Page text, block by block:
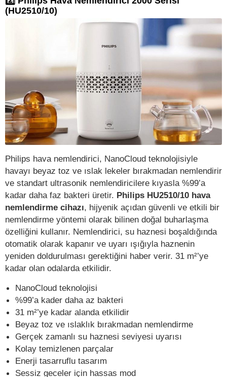
(HU2510/10)
Philips hava nemlendirici, NanoCloud teknolojisiyle
havayı beyaz toz ve ıslak lekeler bırakmadan nemlendirir
ve standart ultrasonik nemlendiricilere kıyasla %99’a
kadar daha faz bakteri üretir. Philips HU2510/10 hava
nemlendirme cihazı, hijyenik açıdan güvenli ve etkili bir
nemlendirme yöntemi olarak bilinen doğal buharlaşma
özelliğini kullanır. Nemlendirici, su haznesi boşaldığında
otomatik olarak kapanır ve uyarı ışığıyla haznenin
yeniden doldurulması gerektiğini haber verir. 31 m²’ye
kadar olan odalarda etkilidir.
NanoCloud teknolojisi
%99’a kader daha az bakteri
31 m²’ye kadar alanda etkilidir
Beyaz toz ve ıslaklık bırakmadan nemlendirme
Gerçek zamanlı su haznesi seviyesi uyarısı
Kolay temizlenen parçalar
Enerji tasarruflu tasarım
Sessiz geceler için hassas mod